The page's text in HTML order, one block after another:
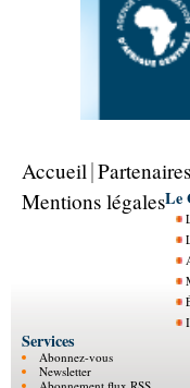
Accueil Partenaires
Mentions légalesLe
Services
Abonnez-vous
Newsletter